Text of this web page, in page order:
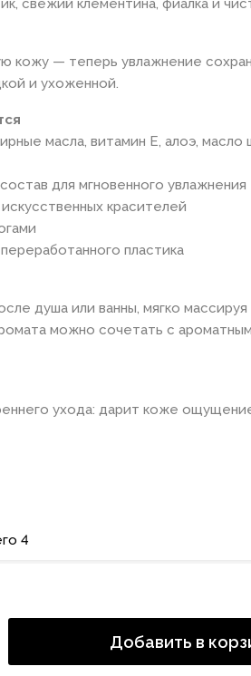
свежий клементина, фиалка и
кожу — теперь увлажнение
и ухоженной.
масла, витамин Е, алоэ, масло
для мгновенного увлажнения
красителей
пластика
душа или ванны, мягко
можно сочетать с
ухода: дарит коже
4
Добавить в